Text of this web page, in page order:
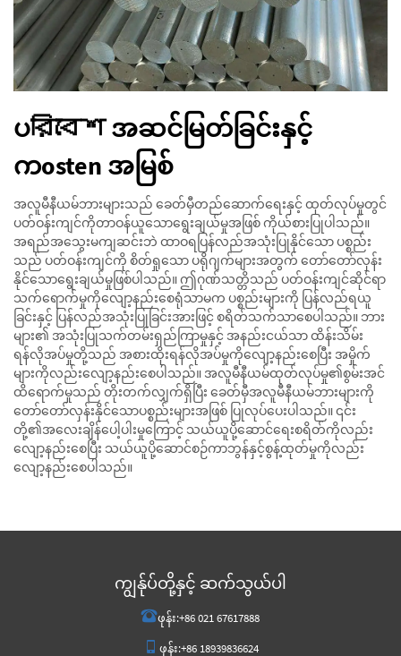
ပরিবেশ အဆင်မြတ်ခြင်းနှင့်
ကosten အမြစ်
အလူမီနီယမ်ဘားများသည် ခေတ်မှီတည်ဆောက်ရေးနှင့် ထုတ်လုပ်မှုတွင်
ပတ်ဝန်းကျင်ကိုတာဝန်ယူသောရွေးချယ်မှုအဖြစ် ကိုယ်စားပြုပါသည်။
အရည်အသွေးမကျဆင်းဘဲ ထာဝရပြန်လည်အသုံးပြုနိုင်သော ပစ္စည်း
သည် ပတ်ဝန်းကျင်ကို စိတ်ရှုသော ပရိုဂျက်များအတွက် တော်တော်လှန်း
နိုင်သောရွေးချယ်မှုဖြစ်ပါသည်။ ဤဂုဏ်သတ္တိသည် ပတ်ဝန်းကျင်ဆိုင်ရာ
သက်ရောက်မှုကိုလျော့နည်းစေရုံသာမက ပစ္စည်းများကို ပြန်လည်ရယူ
ခြင်းနှင့် ပြန်လည်အသုံးပြုခြင်းအားဖြင့် စရိတ်သက်သာစေပါသည်။ ဘား
များ၏ အသုံးပြုသက်တမ်းရှည်ကြာမှုနှင့် အနည်းငယ်သာ ထိန်းသိမ်း
ရန်လိုအပ်မှုတို့သည် အစားထိုးရန်လိုအပ်မှုကိုလျော့နည်းစေပြီး အမှိုက်
များကိုလည်းလျော့နည်းစေပါသည်။ အလူမီနီယမ်ထုတ်လုပ်မှု၏စွမ်းအင်
ထိရောက်မှုသည် တိုးတက်လျှက်ရှိပြီး ခေတ်မှီအလူမီနီယမ်ဘားများကို
တော်တော်လှန်းနိုင်သောပစ္စည်းများအဖြစ် ပြုလုပ်ပေးပါသည်။ ၎င်း
တို့၏အလေးချိန်ပေါ့ပါးမှုကြောင့် သယ်ယူပို့ဆောင်ရေးစရိတ်ကိုလည်း
လျော့နည်းစေပြီး သယ်ယူပို့ဆောင်စဉ်ကာဘွန်နှင့်စွန့်ထုတ်မှုကိုလည်း
လျော့နည်းစေပါသည်။
ကျွန်ုပ်တို့နှင့် ဆက်သွယ်ပါ
ဖုန်း:+86 021 67617888
ဖုန်း:+86 18939836624